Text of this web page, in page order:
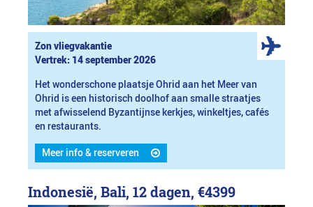
Zon vliegvakantie
Vertrek: 14 september 2026
Het wonderschone plaatsje Ohrid aan het Meer van
Ohrid is een historisch doolhof aan smalle straatjes
met afwisselend Byzantijnse kerkjes, winkeltjes, cafés
en restaurants.
Meer info & reserveren
Indonesië, Bali, 12 dagen, €4399